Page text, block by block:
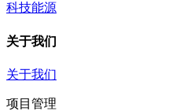
科技能源
关于我们
关于我们
项目管理